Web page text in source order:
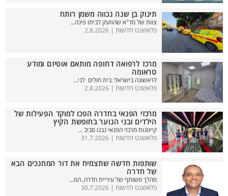
תינוק בן שנה נכווה משמן רותח
צוות של מד"א שהוזעק לביתו פינה...
פלאשנט חדשות | 2.8.2026
מרכז לרפואה דחופה מותאם אוטיזם ומודע
טראומה
לראשונה בישראל: בית חולים לני...
פלאשנט חדשות | 2.8.2026
מרכזי הפנאי בחדרה הפכו למוקד הפעילות של
הילדים ובני הנוער בחופשת הקיץ
קייטנות מרכזי הפנאי נבנו סביב ...
פלאשנט חדשות | 31.7.2026
שותפות חדשה שתצמיח את דור המחנכים הבא
של חדרה
מהלך משותף של עיריית חדרה, המ...
פלאשנט חדשות | 30.7.2026